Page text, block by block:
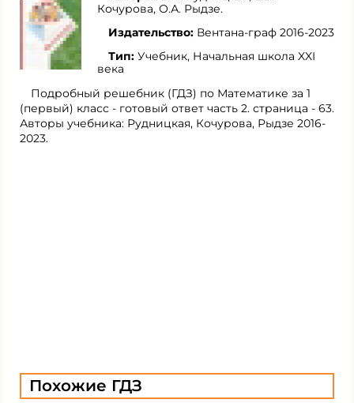
Кочурова, О.А. Рыдзе.
Издательство: Вентана-граф 2016-2023
Тип: Учебник, Начальная школа XXI
века
Подробный решебник (ГДЗ) по Математике за 1
(первый) класс - готовый ответ часть 2. страница - 63.
Авторы учебника: Рудницкая, Кочурова, Рыдзе 2016-
2023.
Похожие ГДЗ